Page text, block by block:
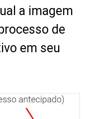
a imagem
de
em seu